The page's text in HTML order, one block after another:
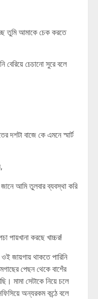
তুমি আমাকে চেক করতে
বেরিয়ে চেচানো সুরে বলে
বাজে কে এমনে স্মার্ট
আমি তুলবার ব্যবস্থা করি
পায়খানা করছে খাচ্চর!
জায়গায় থাকতে পারিনি
পেছন থেকে বাশেঁর
মামা সেটাকে নিয়ে চলে
অন্যরকম কন্ঠে বলে